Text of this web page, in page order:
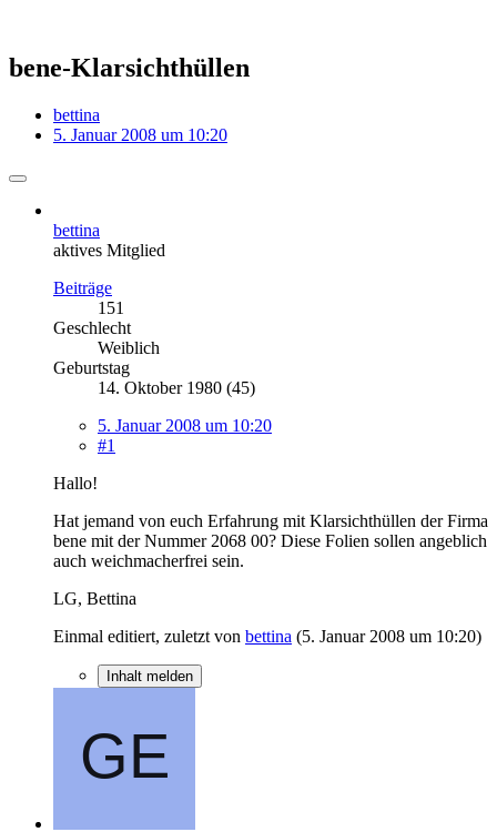
bene-Klarsichthüllen
bettina
5. Januar 2008 um 10:20
bettina
aktives Mitglied
Beiträge
151
Geschlecht
Weiblich
Geburtstag
14. Oktober 1980 (45)
5. Januar 2008 um 10:20
#1
Hallo!
Hat jemand von euch Erfahrung mit Klarsichthüllen der Firma
bene mit der Nummer 2068 00? Diese Folien sollen angeblich
auch weichmacherfrei sein.
LG, Bettina
Einmal editiert, zuletzt von bettina (5. Januar 2008 um 10:20)
Inhalt melden